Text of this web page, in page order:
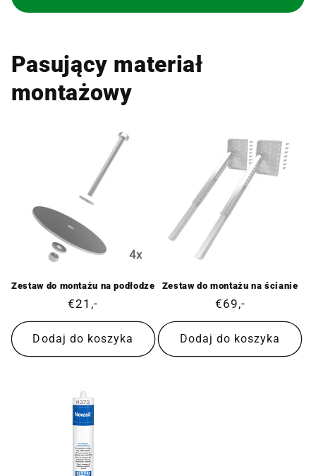
Pasujący materiał
montażowy
Zestaw do montażu na podłodze
Cena
regularna
€21,-
Dodaj do koszyka
Zestaw do montażu na ścianie
Cena
regularna
€69,-
Dodaj do koszyka